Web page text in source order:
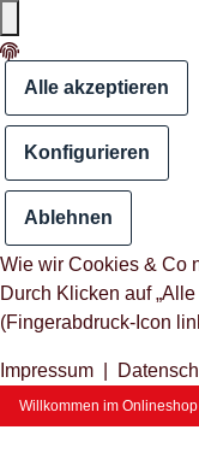
Alle akzeptieren
Konfigurieren
Ablehnen
Wie wir Cookies & Co
Durch Klicken auf
(Fingerabdruck-Icon
Impressum
Willkommen im Onlineshop